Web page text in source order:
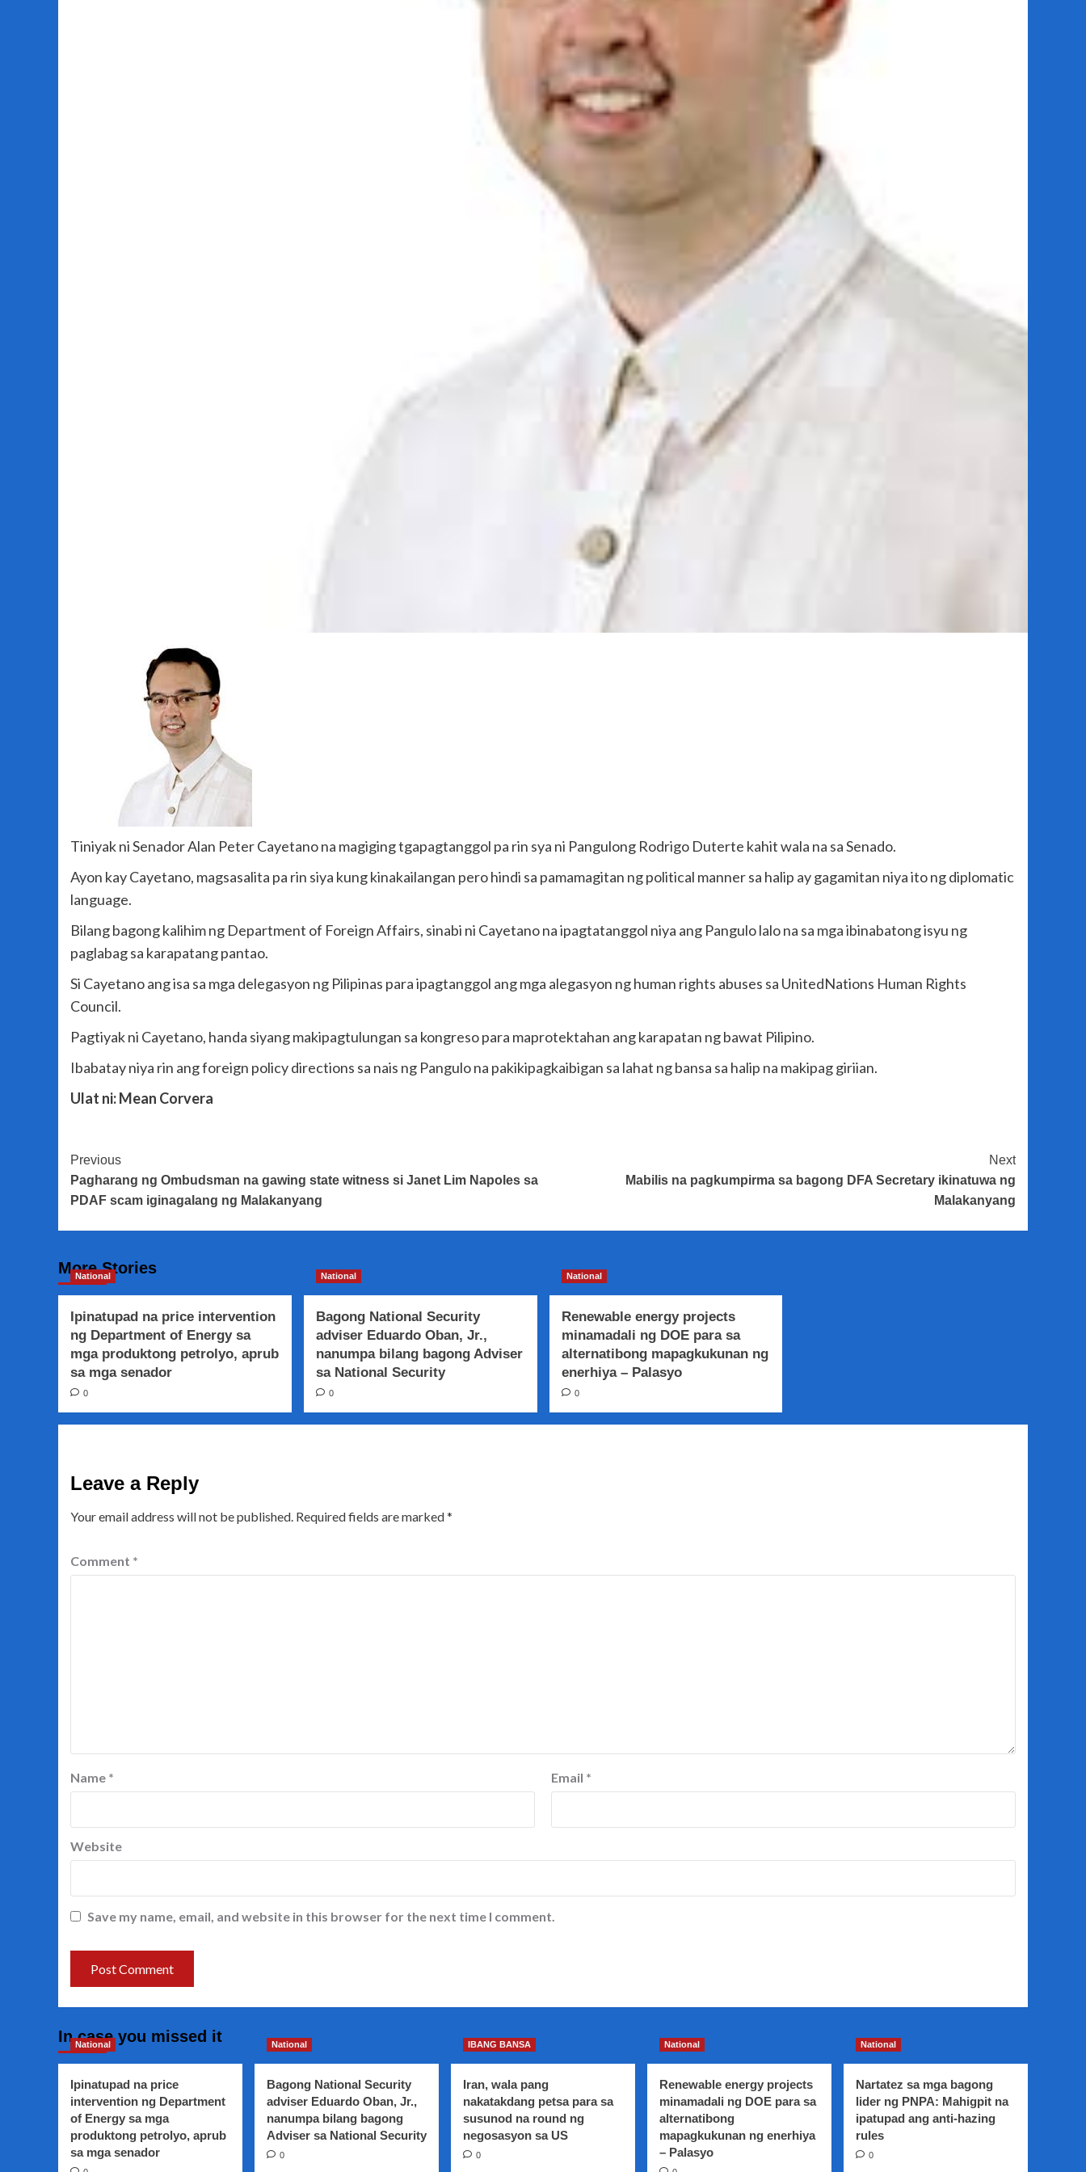
Tiniyak ni Senador Alan Peter Cayetano na magiging tgapagtanggol pa rin sya ni Pangulong Rodrigo Duterte kahit wala na sa Senado.
Ayon kay Cayetano, magsasalita pa rin siya kung kinakailangan pero hindi sa pamamagitan ng political manner sa halip ay gagamitan niya ito ng diplomatic
language.
Bilang bagong kalihim ng Department of Foreign Affairs, sinabi ni Cayetano na ipagtatanggol niya ang Pangulo lalo na sa mga ibinabatong isyu ng
paglabag sa karapatang pantao.
Si Cayetano ang isa sa mga delegasyon ng Pilipinas para ipagtanggol ang mga alegasyon ng human rights abuses sa UnitedNations Human Rights
Council.
Pagtiyak ni Cayetano, handa siyang makipagtulungan sa kongreso para maprotektahan ang karapatan ng bawat Pilipino.
Ibabatay niya rin ang foreign policy directions sa nais ng Pangulo na pakikipagkaibigan sa lahat ng bansa sa halip na makipag giriian.
Ulat ni: Mean Corvera
Post
Navigation
Previous
Pagharang ng Ombudsman na gawing state witness si Janet Lim Napoles sa
PDAF scam iginagalang ng Malakanyang
Next
Mabilis na pagkumpirma sa bagong DFA Secretary ikinatuwa ng
Malakanyang
More Stories
National
Ipinatupad na price intervention
ng Department of Energy sa
mga produktong petrolyo, aprub
sa mga senador
0
National
Bagong National Security
adviser Eduardo Oban, Jr.,
nanumpa bilang bagong Adviser
sa National Security
0
National
Renewable energy projects
minamadali ng DOE para sa
alternatibong mapagkukunan ng
enerhiya – Palasyo
0
Leave a Reply
Your email address will not be published. Required fields are marked*
Comment *
Name * Email *
Website
Save my name, email, and website in this browser for the next time I comment.
In case you missed it
National
Ipinatupad na price
intervention ng Department
of Energy sa mga
produktong petrolyo, aprub
sa mga senador
National
Bagong National Security
adviser Eduardo Oban, Jr.,
nanumpa bilang bagong
Adviser sa National Security
0
IBANG BANSA
Iran, wala pang
nakatakdang petsa para sa
susunod na round ng
negosasyon sa US
0
National
Renewable energy projects
minamadali ng DOE para sa
alternatibong
mapagkukunan ng enerhiya
– Palasyo
National
Nartatez sa mga bagong
lider ng PNPA: Mahigpit na
ipatupad ang anti-hazing
rules
0